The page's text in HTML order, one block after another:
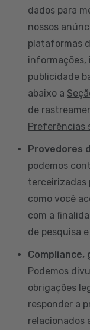
dados para
nossos
plataformas
informações,
publicidade
abaixo a
de
Preferências
Provedores
podemos
terceirizadas
como você
com a
de pesquisa
Compliance,
Podemos
obrigações
responder a
relacionados